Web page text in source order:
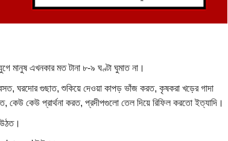
মানুষ এখনকার মত টানা ৮-৯ ঘণ্টা ঘুমাত না।
ঘরদোর গুছাত, শুকিয়ে দেওয়া কাপড় ভাঁজ করত, কৃষকরা খড়ের গাদা
কেউ কেউ প্রার্থনা করত, প্রদীপগুলো তেল দিয়ে রিফিল করতো ইত্যাদি।
উঠত।